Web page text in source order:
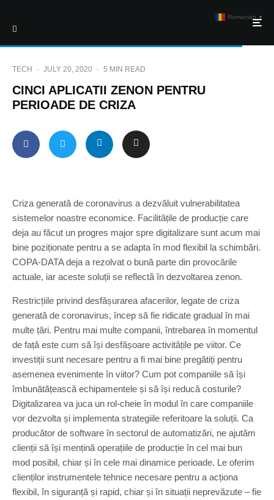
TECH · JULY 20, 2020 · 5 MIN READ
CINCI APLICATII ZENON PENTRU
PERIOADE DE CRIZA
Criza generată de coronavirus a dezvăluit vulnerabilitatea
sistemelor noastre economice. Facilitățile de producție care
deja au făcut un progres major spre digitalizare sunt acum mai
bine poziționate pentru a se adapta în mod flexibil la schimbări.
COPA-DATA deja a rezolvat o bună parte din provocările
actuale, iar aceste soluții se reflectă în dezvoltarea zenon.
Restricțiile privind desfășurarea afacerilor, legate de criza
generată de coronavirus, încep să fie ridicate gradual în mai
multe țări. Pentru mai multe companii, întrebarea în momentul
de față este cum să își desfășoare activitățile pe viitor. Ce
investiții sunt necesare pentru a fi mai bine pregătiți pentru
asemenea evenimente în viitor? Cum pot companiile să își
îmbunătățească echipamentele și să își reducă costurile?
Digitalizarea va juca un rol-cheie în modul în care companiile
vor dezvolta și implementa strategiile referitoare la soluții. Ca
producător de software în sectorul de automatizări, ne ajutăm
clienții să își mențină operațiile de producție în cel mai bun
mod posibil, chiar și în cele mai dinamice perioade. Le oferim
clienților instrumentele tehnice necesare pentru a acționa
flexibil, în siguranță și rapid, chiar și în situații neprevăzute – fie
Romanian ▼